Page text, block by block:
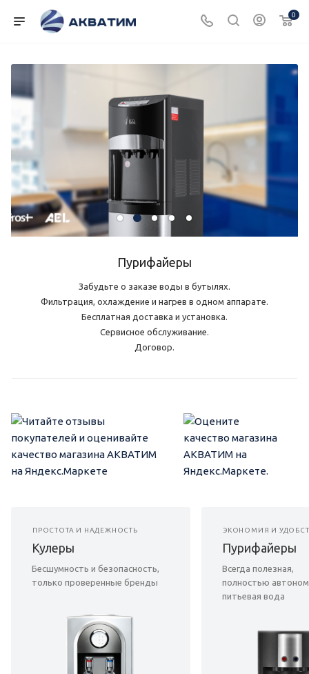
0
Пурифайеры
Забудьте о заказе воды в бутылях.
Фильтрация, охлаждение и нагрев в одном аппарате.
Бесплатная доставка и установка.
Сервисное обслуживание.
Договор.
ПРОСТОТА И НАДЕЖНОСТЬ
Кулеры
Бесшумность и безопасность,
только проверенные бренды
ЭКОНОМИЯ И
Пурифайеры
Всегда полезная,
полностью
питьевая вода